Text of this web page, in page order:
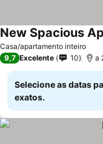
Casa/apartamento inteiro
Ver preços
9,7 Excelente 10 a
Selecione as datas
exatos.